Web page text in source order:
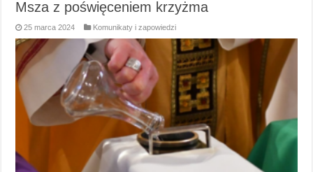
Msza z poświęceniem krzyżma
25 marca 2024 Komunikaty i zapowiedzi